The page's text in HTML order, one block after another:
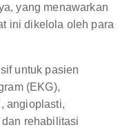
yang menawarkan
ini dikelola oleh para
untuk pasien
(EKG),
angioplasti,
rehabilitasi